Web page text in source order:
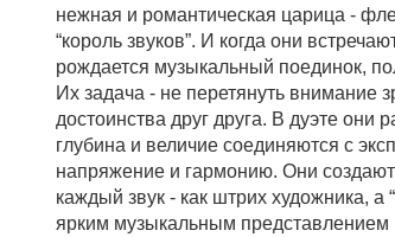
нежная и романтическая царица -
“король звуков”. И когда они
рождается музыкальный поединок,
Их задача - не перетянуть внимание
достоинства друг друга. В дуэте они
глубина и величие соединяются с
напряжение и гармонию. Они
каждый звук - как штрих художника, а
ярким музыкальным